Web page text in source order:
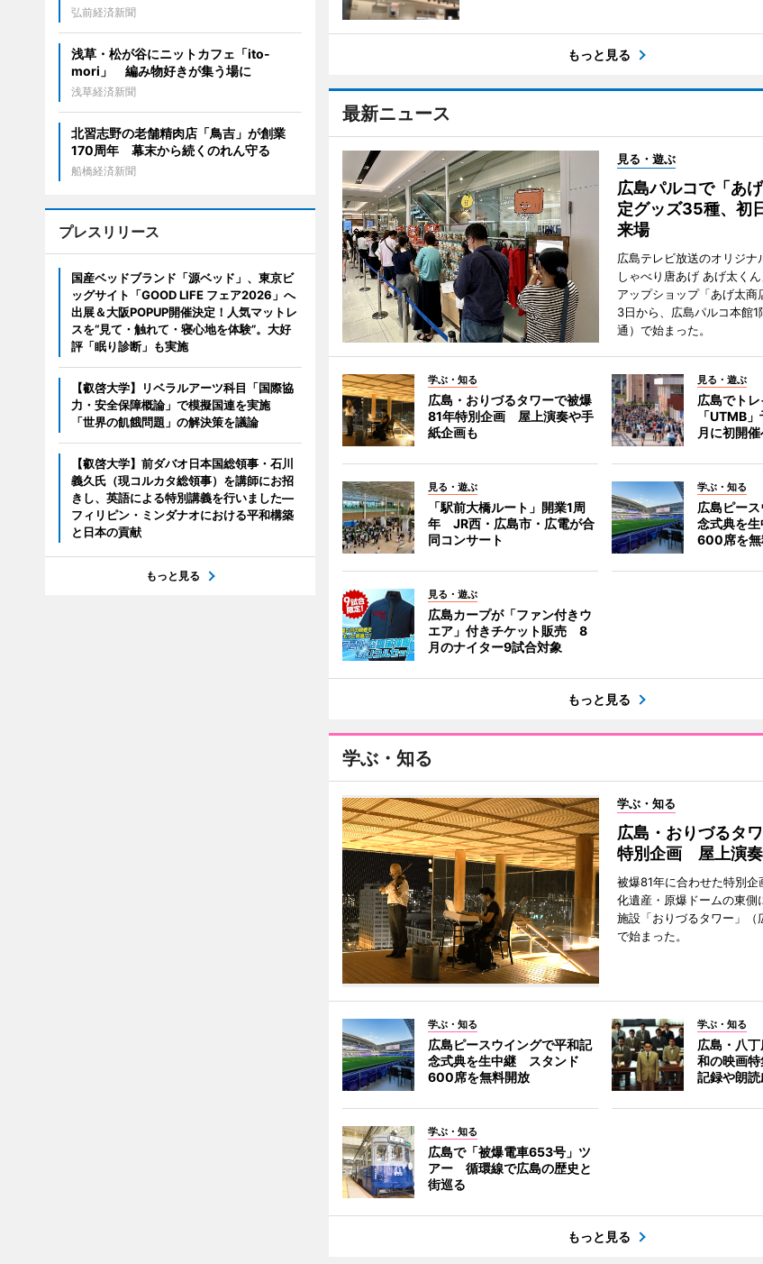
もっと見る
最新ニュース
見る・遊ぶ
広島パルコで「あ
定グッズ35種、初
来場
広島テレビ放送のオリジナ
しゃべり唐あげ あげ太く
アップショップ「あげ太商
3日から、広島パルコ本館
通）で始まった。
学ぶ・知る
広島・おりづるタワーで被爆
81年特別企画 屋上演奏や手
紙企画も
見る・遊ぶ
広島でト
「UTMB
月に初開
見る・遊ぶ
「駅前大橋ルート」開業1周
年 JR西・広島市・広電が合
同コンサート
学ぶ・知る
広島ピー
念式典を
600席を無
見る・遊ぶ
広島カープが「ファン付きウ
エア」付きチケット販売 8
月のナイター9試合対象
もっと見る
学ぶ・知る
学ぶ・知る
広島・おりづるタ
特別企画 屋上演奏
被爆81年に合わせた特別
化遺産・原爆ドームの東側
施設「おりづるタワー」（
で始まった。
学ぶ・知る
広島ピースウイングで平和記
念式典を生中継 スタンド
600席を無料開放
学ぶ・知る
広島・八
和の映画
記録や朗読
学ぶ・知る
広島で「被爆電車653号」ツ
アー 循環線で広島の歴史と
街巡る
もっと見る
弘前経済新聞
浅草・松が谷にニットカフェ「ito-
mori」 編み物好きが集う場に
浅草経済新聞
北習志野の老舗精肉店「鳥吉」が創業
170周年 幕末から続くのれん守る
船橋経済新聞
プレスリリース
国産ベッドブランド「源ベッド」、東京ビ
ッグサイト「GOOD LIFE フェア2026」へ
出展＆大阪POPUP開催決定！人気マットレ
スを“見て・触れて・寝心地を体験”。大好
評「眠り診断」も実施
【叡啓大学】リベラルアーツ科目「国際協
力・安全保障概論」で模擬国連を実施
「世界の飢餓問題」の解決策を議論
【叡啓大学】前ダバオ日本国総領事・石川
義久氏（現コルカタ総領事）を講師にお招
きし、英語による特別講義を行いました―
フィリピン・ミンダナオにおける平和構築
と日本の貢献
もっと見る